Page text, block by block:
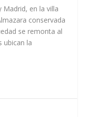
en la villa
conservada
se remonta al
ubican la